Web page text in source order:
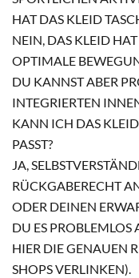
HAT DAS KLEID
NEIN, DAS KLEID
OPTIMALE
DU KANNST ABER
INTEGRIERTEN
KANN ICH DAS
PASST?
JA,
RÜCKGABERECHT
ODER DEINEN
DU ES
HIER DIE GENAUEN
SHOPS VERLINKEN).